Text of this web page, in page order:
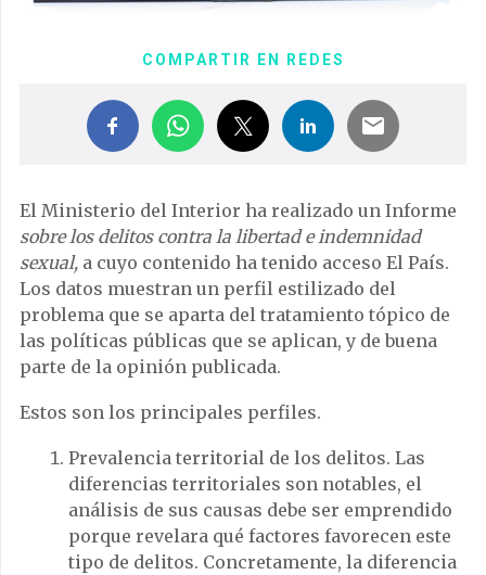
COMPARTIR EN REDES
El Ministerio del Interior ha realizado un Informe
sobre los delitos contra la libertad e indemnidad
sexual, a cuyo contenido ha tenido acceso El País.
Los datos muestran un perfil estilizado del
problema que se aparta del tratamiento tópico de
las políticas públicas que se aplican, y de buena
parte de la opinión publicada.
Estos son los principales perfiles.
Prevalencia territorial de los delitos. Las
diferencias territoriales son notables, el
análisis de sus causas debe ser emprendido
porque revelara qué factores favorecen este
tipo de delitos. Concretamente, la diferencia